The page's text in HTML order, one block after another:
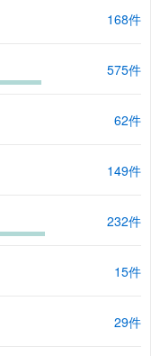
168件
575件
62件
149件
232件
15件
29件